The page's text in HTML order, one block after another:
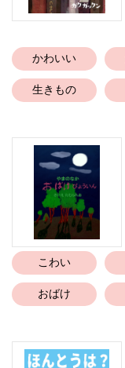
かわいい
生きもの
こわい
おばけ